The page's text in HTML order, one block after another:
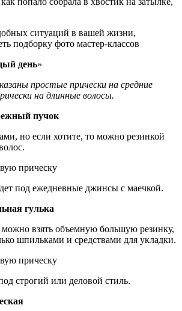
ситуаций в вашей жизни,
подборку фото мастер-классов
день»
простые прически на средние
на длинные волосы.
пучок
но если хотите, то можно резинкой
под ежедневные джинсы с маечкой.
гулька
можно взять объемную большую резинку,
шпильками и средствами для укладки.
строгий или деловой стиль.